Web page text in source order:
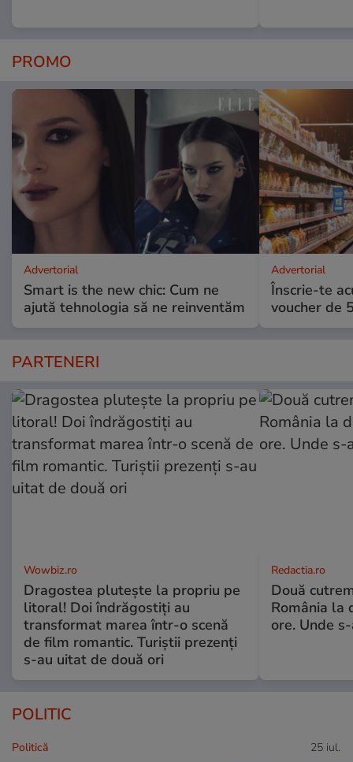
PROMO
Advertorial
Smart is the new chic: Cum ne
ajută tehnologia să ne reinventăm
Advertorial
Înscrie-te
voucher de
PARTENERI
Wowbiz.ro
Dragostea plutește la propriu pe
litoral! Doi îndrăgostiți au
transformat marea într-o scenă
de film romantic. Turiștii prezenți
s-au uitat de două ori
Redactia.ro
Două
România la
ore. Unde
POLITIC
Politică 25 iul.